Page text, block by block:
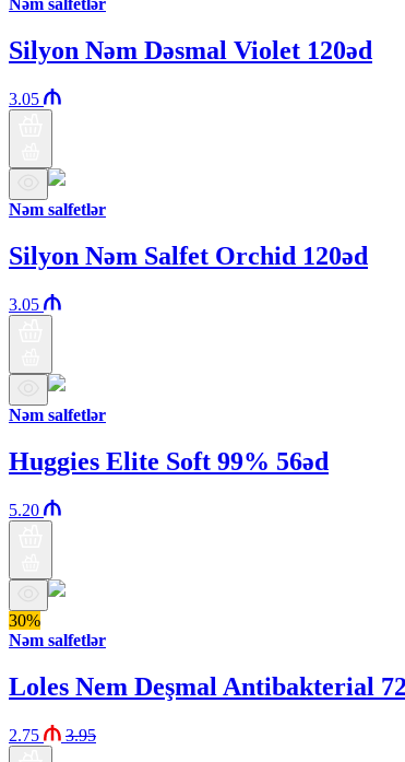
Nəm salfetlər
Silyon Nəm Dəsmal Violet 120əd
3.05
Nəm salfetlər
Silyon Nəm Salfet Orchid 120əd
3.05
Nəm salfetlər
Huggies Elite Soft 99% 56əd
5.20
30%
Nəm salfetlər
Loles Nem Deşmal Antibakterial
2.75 3.95